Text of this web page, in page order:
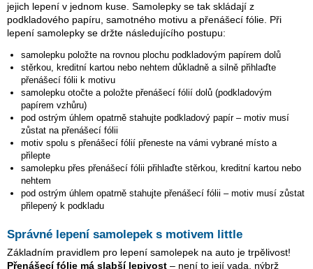
jejich lepení v jednom kuse. Samolepky se tak skládají z
podkladového papíru, samotného motivu a přenášecí fólie. Při
lepení samolepky se držte následujícího postupu:
samolepku položte na rovnou plochu podkladovým papírem dolů
stěrkou, kreditní kartou nebo nehtem důkladně a silně přihlaďte
přenášecí fólii k motivu
samolepku otočte a položte přenášecí fólií dolů (podkladovým
papírem vzhůru)
pod ostrým úhlem opatrně stahujte podkladový papír – motiv musí
zůstat na přenášecí fólii
motiv spolu s přenášecí fólií přeneste na vámi vybrané místo a
přilepte
samolepku přes přenášecí fólii přihlaďte stěrkou, kreditní kartou nebo
nehtem
pod ostrým úhlem opatrně stahujte přenášecí fólii – motiv musí zůstat
přilepený k podkladu
Správné lepení samolepek s motivem little
Základním pravidlem pro lepení samolepek na auto je trpělivost!
Přenášecí fólie má slabší lepivost – není to její vada, nýbrž